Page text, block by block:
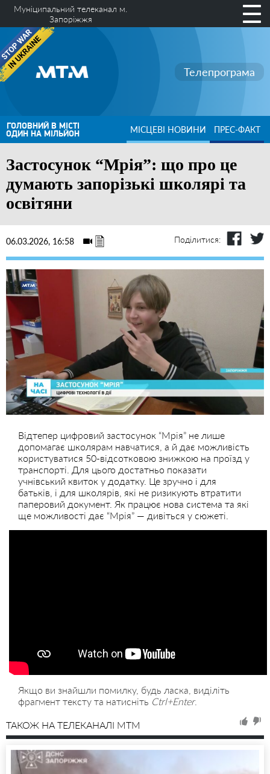
Муніципальний телеканал м.
Запоріжжя
Телепрограма
ГОЛОВНИЙ В МІСТІ
ОДИН НА МІЛЬЙОН МІСЦЕВІ НОВИНИ ПРЕС-ФАКТ
Застосунок “Мрія”: що про це
думають запорізькі школярі та
освітяни
06.03.2026, 16:58 Поділитися:
Відтепер цифровий застосунок “Мрія” не лише
допомагає школярам навчатися, а й дає можливість
користуватися 50-відсотковою знижкою на проїзд у
транспорті. Для цього достатньо показати
учнівський квиток у додатку. Це зручно і для
батьків, і для школярів, які не ризикують втратити
паперовий документ. Як працює нова система та які
ще можливості дає “Мрія” — дивіться у сюжеті.
Якщо ви знайшли помилку, будь ласка, виділіть
фрагмент тексту та натисніть Ctrl+Enter.
ТАКОЖ НА ТЕЛЕКАНАЛІ MTM